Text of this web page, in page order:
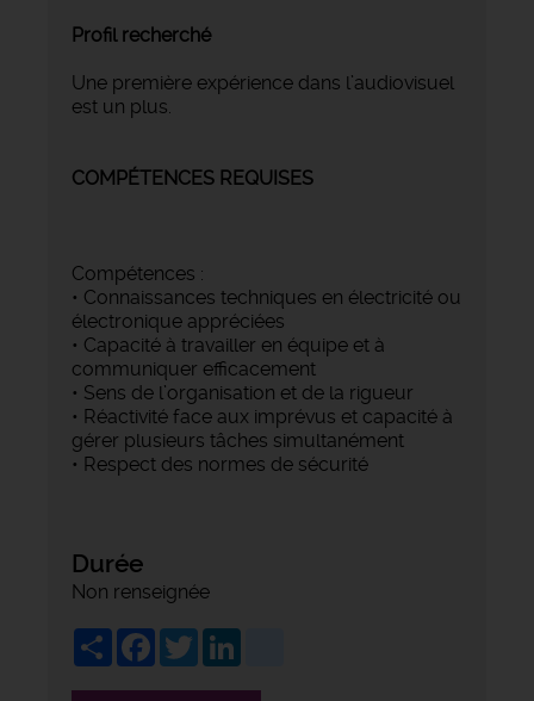
Profil recherché
Une première expérience dans l’audiovisuel
est un plus.
COMPÉTENCES REQUISES
Compétences :
• Connaissances techniques en électricité ou
électronique appréciées
• Capacité à travailler en équipe et à
communiquer efficacement
• Sens de l’organisation et de la rigueur
• Réactivité face aux imprévus et capacité à
gérer plusieurs tâches simultanément
• Respect des normes de sécurité
Durée
Non renseignée
ShareFacebook
Twitter